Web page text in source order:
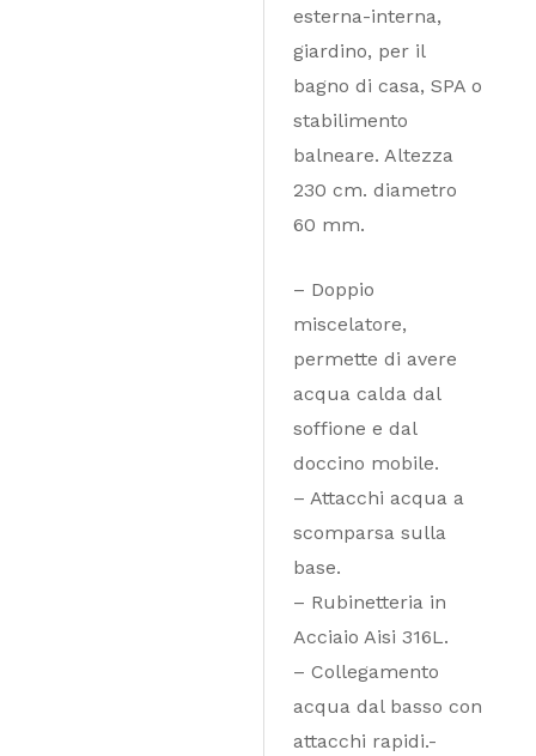
esterna-interna,
giardino, per il
bagno di casa, SPA o
stabilimento
balneare. Altezza
230 cm. diametro
60 mm.
– Doppio
miscelatore,
permette di avere
acqua calda dal
soffione e dal
doccino mobile.
– Attacchi acqua a
scomparsa sulla
base.
– Rubinetteria in
Acciaio Aisi 316L.
– Collegamento
acqua dal basso con
attacchi rapidi.-